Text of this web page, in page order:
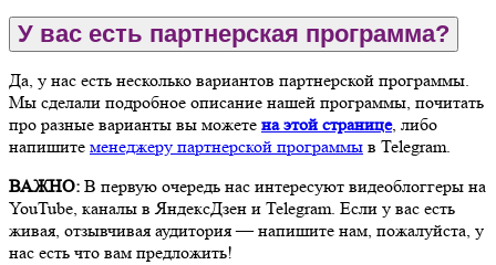
У вас есть партнерская программа?
Да, у нас есть несколько вариантов партнерской программы.
Мы сделали подробное описание нашей программы, почитать
про разные варианты вы можете на этой странице, либо
напишите менеджеру партнерской программы в Telegram.
ВАЖНО: В первую очередь нас интересуют видеоблоггеры на
YouTube, каналы в ЯндексДзен и Telegram. Если у вас есть
живая, отзывчивая аудитория — напишите нам, пожалуйста, у
нас есть что вам предложить!